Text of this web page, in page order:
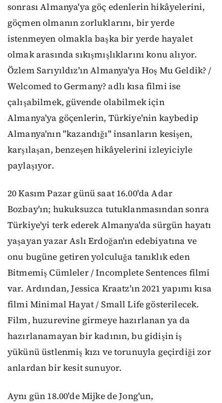
sonrası Almanya'ya göç edenlerin hikâyelerini,
göçmen olmanın zorluklarını, bir yerde
istenmeyen olmakla başka bir yerde hayalet
olmak arasında sıkışmışlıklarını konu alıyor.
Özlem Sarıyıldız'ın Almanya'ya Hoş Mu Geldik? /
Welcomed to Germany? adlı kısa filmi ise
çalışabilmek, güvende olabilmek için
Almanya'ya göçenlerin, Türkiye'nin kaybedip
Almanya'nın "kazandığı" insanların kesişen,
karşılaşan, benzeşen hikâyelerini izleyiciyle
paylaşıyor.
20 Kasım Pazar günü saat 16.00'da Adar
Bozbay'ın; hukuksuzca tutuklanmasından sonra
Türkiye'yi terk ederek Almanya'da sürgün hayatı
yaşayan yazar Aslı Erdoğan'ın edebiyatına ve
onu bugüne getiren yolculuğa tanıklık eden
Bitmemiş Cümleler / Incomplete Sentences filmi
var. Ardından, Jessica Kraatz'ın 2021 yapımı kısa
filmi Minimal Hayat / Small Life gösterilecek.
Film, huzurevine girmeye hazırlanan ya da
hazırlanamayan bir kadının, bu gidişin iş
yükünü üstlenmiş kızı ve torunuyla geçirdiği zor
anlardan bir kesit sunuyor.
Aynı gün 18.00'de Mijke de Jong'un,